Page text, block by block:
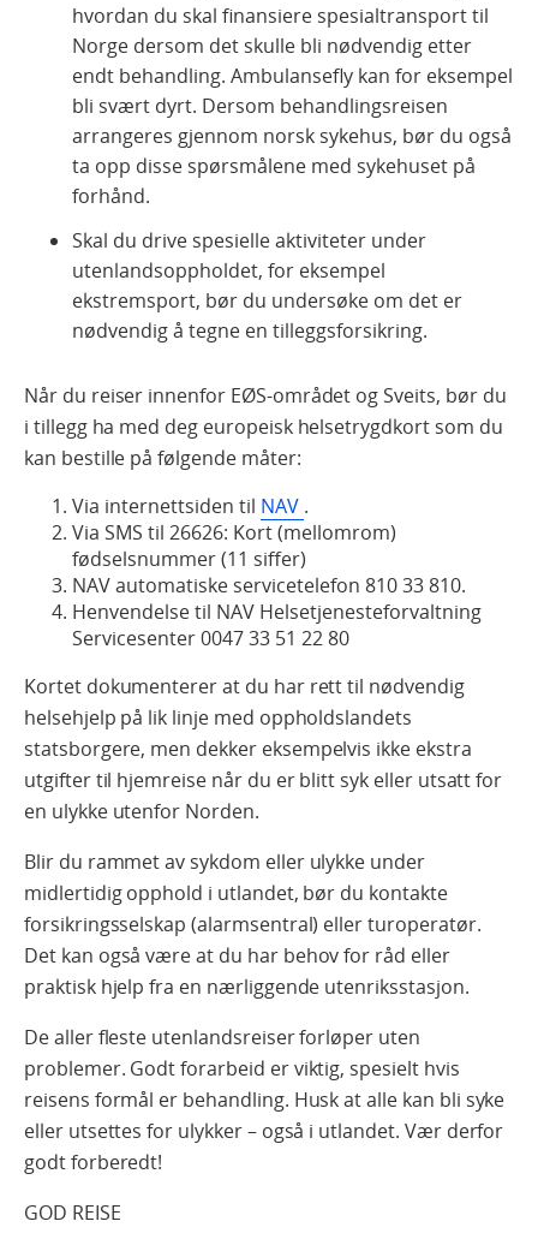
hvordan du skal finansiere spesialtransport til
Norge dersom det skulle bli nødvendig etter
endt behandling. Ambulansefly kan for eksempel
bli svært dyrt. Dersom behandlingsreisen
arrangeres gjennom norsk sykehus, bør du også
ta opp disse spørsmålene med sykehuset på
forhånd.
Skal du drive spesielle aktiviteter under
utenlandsoppholdet, for eksempel
ekstremsport, bør du undersøke om det er
nødvendig å tegne en tilleggsforsikring.
Når du reiser innenfor EØS-området og Sveits, bør du
i tillegg ha med deg europeisk helsetrygdkort som du
kan bestille på følgende måter:
Via internettsiden til NAV .
Via SMS til 26626: Kort (mellomrom)
fødselsnummer (11 siffer)
NAV automatiske servicetelefon 810 33 810.
Henvendelse til NAV Helsetjenesteforvaltning
Servicesenter 0047 33 51 22 80
Kortet dokumenterer at du har rett til nødvendig
helsehjelp på lik linje med oppholdslandets
statsborgere, men dekker eksempelvis ikke ekstra
utgifter til hjemreise når du er blitt syk eller utsatt for
en ulykke utenfor Norden.
Blir du rammet av sykdom eller ulykke under
midlertidig opphold i utlandet, bør du kontakte
forsikringsselskap (alarmsentral) eller turoperatør.
Det kan også være at du har behov for råd eller
praktisk hjelp fra en nærliggende utenriksstasjon.
De aller fleste utenlandsreiser forløper uten
problemer. Godt forarbeid er viktig, spesielt hvis
reisens formål er behandling. Husk at alle kan bli syke
eller utsettes for ulykker – også i utlandet. Vær derfor
godt forberedt!
GOD REISE